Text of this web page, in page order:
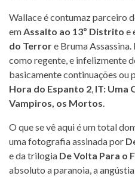
Wallace é contumaz parceiro
emAssalto ao 13º Distrito e
do Terrore Bruma
como regente, e infelizmente
basicamente continuações ou
Hora do Espanto 2, IT: Uma
Vampiros, os Mortos.
O que se vê aqui é um total
uma fotografia assinada por
e da trilogia De Volta Para o
absoluto a paranoia, a